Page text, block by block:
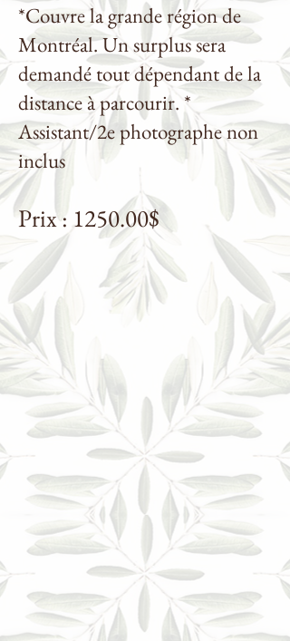
*Couvre la grande région de
Montréal. Un surplus sera
demandé tout dépendant de la
distance à parcourir. *
Assistant/2e photographe non
inclus
Prix : 1250.00$